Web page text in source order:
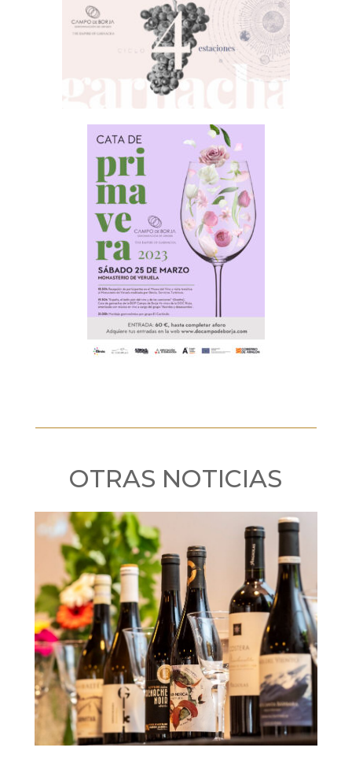
OTRAS NOTICIAS